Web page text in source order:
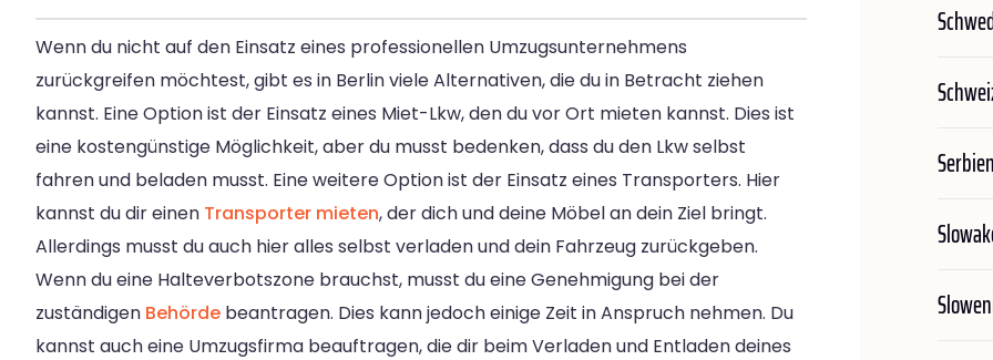
Wenn du nicht auf den Einsatz eines professionellen Umzugsunternehmens
zurückgreifen möchtest, gibt es in Berlin viele Alternativen, die du in Betracht ziehen
kannst. Eine Option ist der Einsatz eines Miet-Lkw, den du vor Ort mieten kannst. Dies ist
eine kostengünstige Möglichkeit, aber du musst bedenken, dass du den Lkw selbst
fahren und beladen musst. Eine weitere Option ist der Einsatz eines Transporters. Hier
kannst du dir einen Transporter mieten, der dich und deine Möbel an dein Ziel bringt.
Allerdings musst du auch hier alles selbst verladen und dein Fahrzeug zurückgeben.
Wenn du eine Halteverbotszone brauchst, musst du eine Genehmigung bei der
zuständigen Behörde beantragen. Dies kann jedoch einige Zeit in Anspruch nehmen. Du
kannst auch eine Umzugsfirma beauftragen, die dir beim Verladen und Entladen deines
Serbien